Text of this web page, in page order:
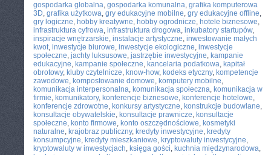
gospodarka globalna, gospodarka komunalna, grafika komputerowa
3D, grafika użytkowa, gry edukacyjne mobilne, gry edukacyjne offline,
gry logiczne, hobby kreatywne, hobby ogrodnicze, hotele biznesowe,
infrastruktura cyfrowa, infrastruktura drogowa, inkubatory startupów,
inspiracje wnętrzarskie, instalacje artystyczne, inwestowanie małych
kwot, inwestycje biurowe, inwestycje ekologiczne, inwestycje
społeczne, jachty luksusowe, jastrzębie inwestycyjne, kampanie
edukacyjne, kampanie społeczne, kancelaria podatkowa, kapitał
obrotowy, kluby czytelnicze, know-how, kodeks etyczny, kompetencje
zawodowe, kompostowanie domowe, komputery mobilne,
komunikacja interpersonalna, komunikacja społeczna, komunikacja w
firmie, komunikatory, konferencje biznesowe, konferencje hotelowe,
konferencje zdrowotne, konkursy artystyczne, konstrukcje budowlane,
konsultacje obywatelskie, konsultacje prawnicze, konsultacje
społeczne, konto firmowe, konto oszczędnościowe, kosmetyki
naturalne, krajobraz publiczny, kredyty inwestycyjne, kredyty
konsumpcyjne, kredyty mieszkaniowe, kryptowaluty inwestycyjne,
kryptowaluty w inwestycjach, księga gości, kuchnia międzynarodowa,